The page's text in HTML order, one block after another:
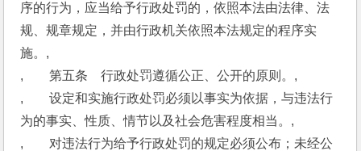
序的行为，应当给予行政处罚的，依照本法由法律、法
规、规章规定，并由行政机关依照本法规定的程序实
施。,
,　　第五条　行政处罚遵循公正、公开的原则。,
,　　设定和实施行政处罚必须以事实为依据，与违法行
为的事实、性质、情节以及社会危害程度相当。,
,　　对违法行为给予行政处罚的规定必须公布；未经公